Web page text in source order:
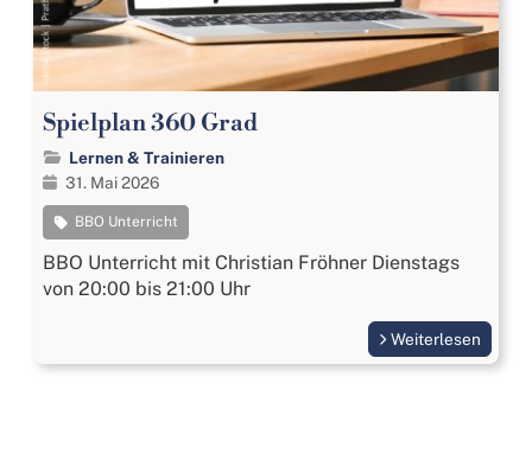
Spielplan 360 Grad
Lernen & Trainieren
31. Mai 2026
BBO Unterricht
BBO Unterricht mit Christian Fröhner Dienstags
von 20:00 bis 21:00 Uhr
Weiterlesen